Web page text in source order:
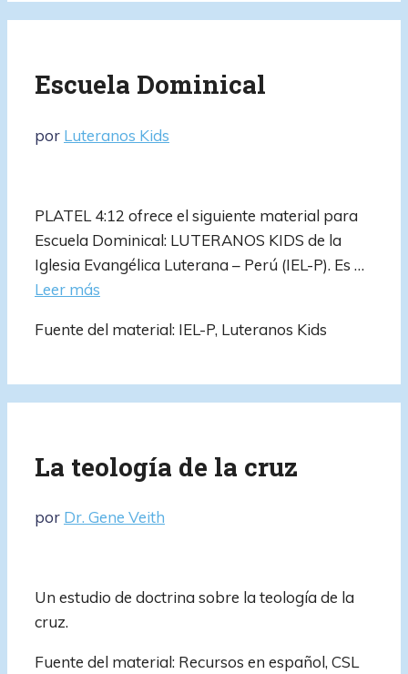
Escuela Dominical
por Luteranos Kids
PLATEL 4:12 ofrece el siguiente material para
Escuela Dominical: LUTERANOS KIDS de la
Iglesia Evangélica Luterana – Perú (IEL-P). Es …
Leer más
Fuente del material: IEL-P, Luteranos Kids
La teología de la cruz
por Dr. Gene Veith
Un estudio de doctrina sobre la teología de la
cruz.
Fuente del material: Recursos en español, CSL